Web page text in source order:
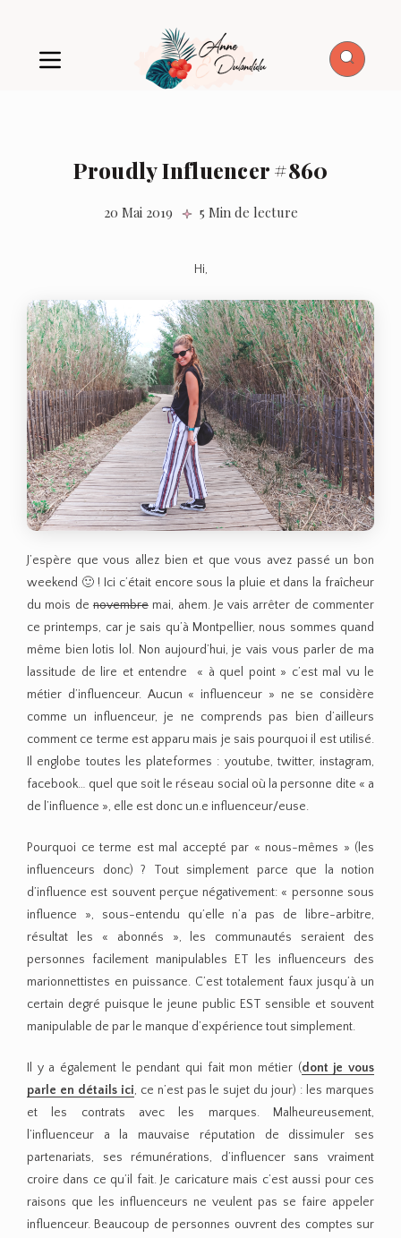
Proudly Influencer #860
20 Mai 2019 5 Min de lecture
Hi,
J’espère que vous allez bien et que vous avez passé un bon
weekend 🙂 ! Ici c’était encore sous la pluie et dans la fraîcheur
du mois de novembremai, ahem. Je vais arrêter de commenter
ce printemps, car je sais qu’à Montpellier, nous sommes quand
même bien lotis lol. Non aujourd’hui, je vais vous parler de ma
lassitude de lire et entendre « à quel point » c’est mal vu le
métier d’influenceur. Aucun « influenceur » ne se considère
comme un influenceur, je ne comprends pas bien d’ailleurs
comment ce terme est apparu mais je sais pourquoi il est utilisé.
Il englobe toutes les plateformes : youtube, twitter, instagram,
facebook… quel que soit le réseau social où la personne dite « a
de l’influence », elle est donc un.e influenceur/euse.
Pourquoi ce terme est mal accepté par « nous-mêmes » (les
influenceurs donc) ? Tout simplement parce que la notion
d’influence est souvent perçue négativement: « personne sous
influence », sous-entendu qu’elle n’a pas de libre-arbitre,
résultat les « abonnés », les communautés seraient des
personnes facilement manipulables ET les influenceurs des
marionnettistes en puissance. C’est totalement faux jusqu’à un
certain degré puisque le jeune public EST sensible et souvent
manipulable de par le manque d’expérience tout simplement.
Il y a également le pendant qui fait mon métier (dont je vous
parle en détails ici, ce n’est pas le sujet du jour) : les marques
et les contrats avec les marques. Malheureusement,
l’influenceur a la mauvaise réputation de dissimuler ses
partenariats, ses rémunérations, d’influencer sans vraiment
croire dans ce qu’il fait. Je caricature mais c’est aussi pour ces
raisons que les influenceurs ne veulent pas se faire appeler
influenceur. Beaucoup de personnes ouvrent des comptes sur